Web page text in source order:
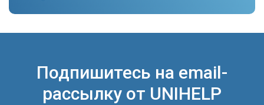
Подпишитесь на email-
рассылку от UNIHELP